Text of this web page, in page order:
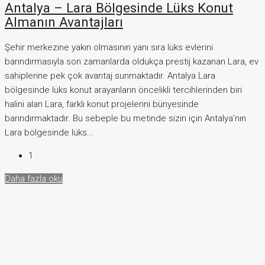
Antalya – Lara Bölgesinde Lüks Konut
Almanın Avantajları
Şehir merkezine yakın olmasının yanı sıra lüks evlerini
barındırmasıyla son zamanlarda oldukça prestij kazanan Lara, ev
sahiplerine pek çok avantaj sunmaktadır. Antalya Lara
bölgesinde lüks konut arayanların öncelikli tercihlerinden biri
halini alan Lara, farklı konut projelerini bünyesinde
barındırmaktadır. Bu sebeple bu metinde sizin için Antalya’nın
Lara bölgesinde lüks...
1
Daha fazla oku